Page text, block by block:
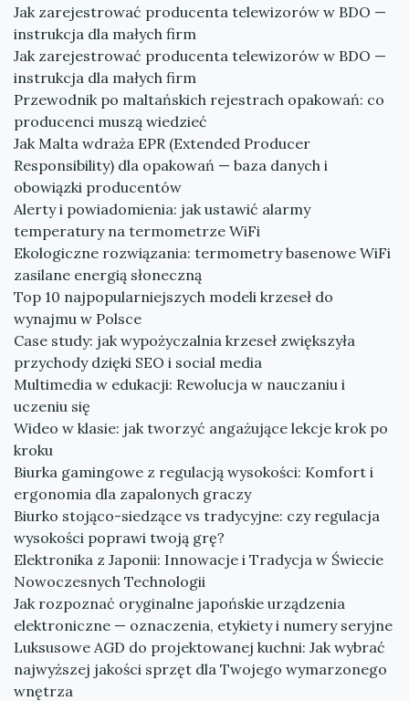
Jak zarejestrować producenta telewizorów w BDO —
instrukcja dla małych firm
Jak zarejestrować producenta telewizorów w BDO —
instrukcja dla małych firm
Przewodnik po maltańskich rejestrach opakowań: co
producenci muszą wiedzieć
Jak Malta wdraża EPR (Extended Producer
Responsibility) dla opakowań — baza danych i
obowiązki producentów
Alerty i powiadomienia: jak ustawić alarmy
temperatury na termometrze WiFi
Ekologiczne rozwiązania: termometry basenowe WiFi
zasilane energią słoneczną
Top 10 najpopularniejszych modeli krzeseł do
wynajmu w Polsce
Case study: jak wypożyczalnia krzeseł zwiększyła
przychody dzięki SEO i social media
Multimedia w edukacji: Rewolucja w nauczaniu i
uczeniu się
Wideo w klasie: jak tworzyć angażujące lekcje krok po
kroku
Biurka gamingowe z regulacją wysokości: Komfort i
ergonomia dla zapalonych graczy
Biurko stojąco-siedzące vs tradycyjne: czy regulacja
wysokości poprawi twoją grę?
Elektronika z Japonii: Innowacje i Tradycja w Świecie
Nowoczesnych Technologii
Jak rozpoznać oryginalne japońskie urządzenia
elektroniczne — oznaczenia, etykiety i numery seryjne
Luksusowe AGD do projektowanej kuchni: Jak wybrać
najwyższej jakości sprzęt dla Twojego wymarzonego
wnętrza